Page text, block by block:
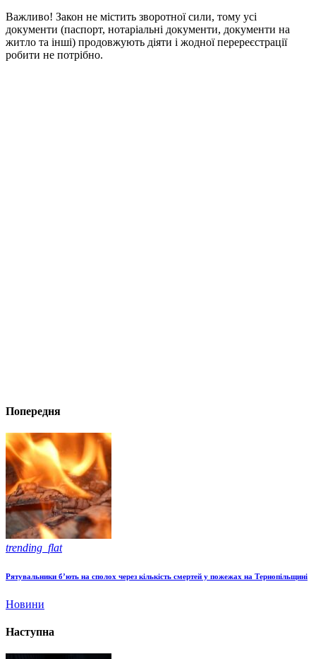
Важливо! Закон не містить зворотної сили, тому усі
документи (паспорт, нотаріальні документи, документи на
житло та інші) продовжують діяти і жодної перереєстрації
робити не потрібно.
Попередня
trending_flat
Рятувальники б’ють на сполох через кількість смертей у пожежах на Тернопільщині
Новини
Наступна